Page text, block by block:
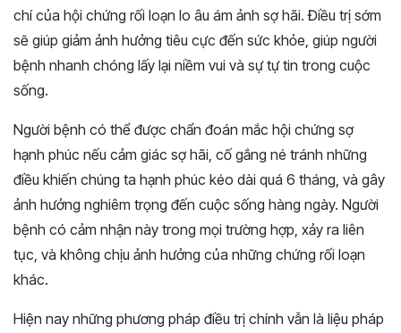
chí của hội chứng rối loạn lo âu ám ảnh sợ hãi. Điều trị sớm
sẽ giúp giảm ảnh hưởng tiêu cực đến sức khỏe, giúp người
bệnh nhanh chóng lấy lại niềm vui và sự tự tin trong cuộc
sống.
Người bệnh có thể được chẩn đoán mắc hội chứng sợ
hạnh phúc nếu cảm giác sợ hãi, cố gắng né tránh những
điều khiến chúng ta hạnh phúc kéo dài quá 6 tháng, và gây
ảnh hưởng nghiêm trọng đến cuộc sống hàng ngày. Người
bệnh có cảm nhận này trong mọi trường hợp, xảy ra liên
tục, và không chịu ảnh hưởng của những chứng rối loạn
khác.
Hiện nay những phương pháp điều trị chính vẫn là liệu pháp